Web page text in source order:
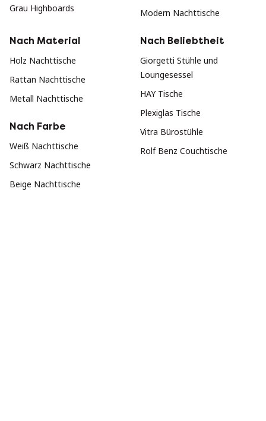
Grau Highboards
Modern Nachttische
Nach Material
Holz Nachttische
Rattan Nachttische
Metall Nachttische
Nach Farbe
Weiß Nachttische
Schwarz Nachttische
Beige Nachttische
Nach Beliebtheit
Giorgetti Stühle und
Loungesessel
HAY Tische
Plexiglas Tische
Vitra Bürostühle
Rolf Benz Couchtische